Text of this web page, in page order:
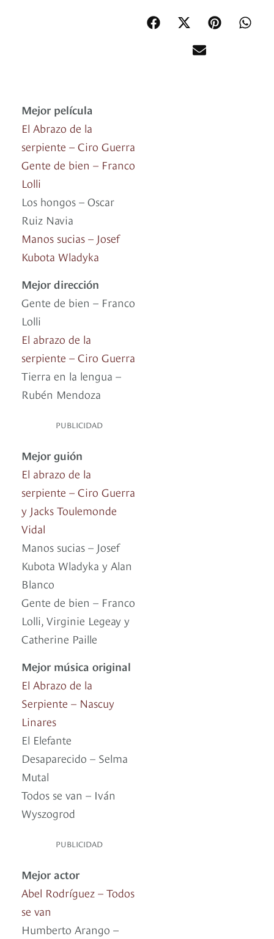
Mejor película
El Abrazo de la
serpiente – Ciro Guerra
Gente de bien – Franco
Lolli
Los hongos – Oscar
Ruiz Navia
Manos sucias – Josef
Kubota Wladyka
Mejor dirección
Gente de bien – Franco
Lolli
El abrazo de la
serpiente – Ciro Guerra
Tierra en la lengua –
Rubén Mendoza
PUBLICIDAD
Mejor guión
El abrazo de la
serpiente – Ciro Guerra
y Jacks Toulemonde
Vidal
Manos sucias – Josef
Kubota Wladyka y Alan
Blanco
Gente de bien – Franco
Lolli, Virginie Legeay y
Catherine Paille
Mejor música original
El Abrazo de la
Serpiente – Nascuy
Linares
El Elefante
Desaparecido – Selma
Mutal
Todos se van – Iván
Wyszogrod
PUBLICIDAD
Mejor actor
Abel Rodríguez – Todos
se van
Humberto Arango –